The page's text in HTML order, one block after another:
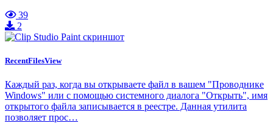
39
2
RecentFilesView
Каждый раз, когда вы открываете файл в вашем "Проводнике
Windows" или с помощью системного диалога "Открыть", имя
открытого файла записывается в реестре. Данная утилита
позволяет прос…